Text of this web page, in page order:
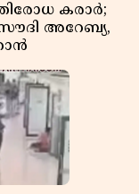
കരാർ;
അറേബ്യ,